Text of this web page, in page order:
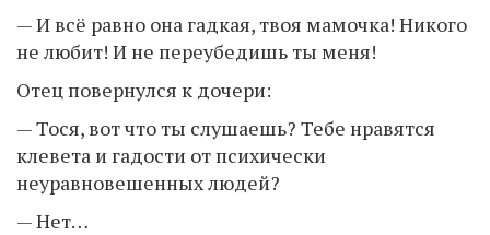
— И всё равно она гадкая, твоя мамочка! Никого
не любит! И не переубедишь ты меня!
Отец повернулся к дочери:
— Тося, вот что ты слушаешь? Тебе нравятся
клевета и гадости от психически
неуравновешенных людей?
— Нет…